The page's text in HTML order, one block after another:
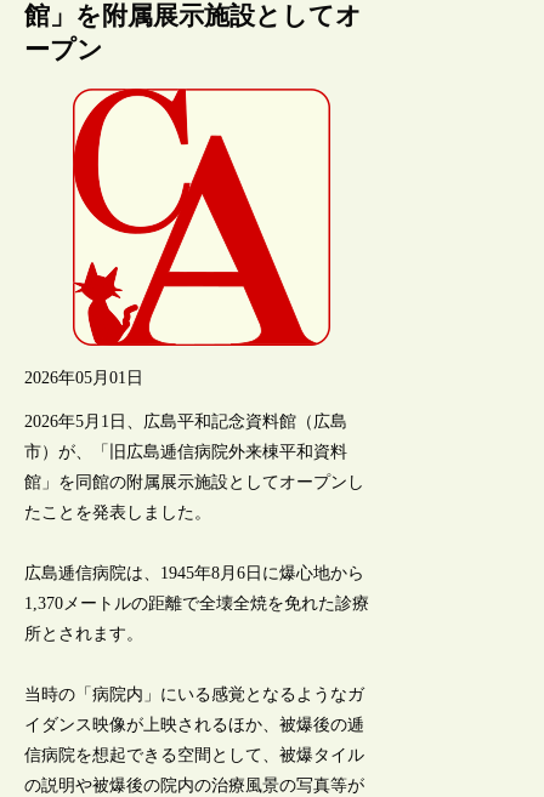
館」を附属展示施設としてオ
ープン
2026年05月01日
2026年5月1日、広島平和記念資料館（広島
市）が、「旧広島逓信病院外来棟平和資料
館」を同館の附属展示施設としてオープンし
たことを発表しました。
広島逓信病院は、1945年8月6日に爆心地から
1,370メートルの距離で全壊全焼を免れた診療
所とされます。
当時の「病院内」にいる感覚となるようなガ
イダンス映像が上映されるほか、被爆後の逓
信病院を想起できる空間として、被爆タイル
の説明や被爆後の院内の治療風景の写真等が